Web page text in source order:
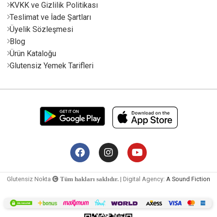
KVKK ve Gizlilik Politikası
Teslimat ve İade Şartları
Üyelik Sözleşmesi
Blog
Ürün Kataloğu
Glutensiz Yemek Tarifleri
Glutensiz Nokta Tüm hakları saklıdır. | Digital Agency: A Sound Fiction